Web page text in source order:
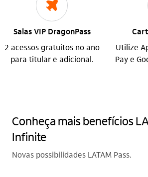
icon-itaufonts_viagem
Salas VIP DragonPass
2 acessos gratuitos no ano
para titular e adicional.
Utilize
Pay e
Conheça mais benefícios
Infinite
Novas possibilidades LATAM Pass.